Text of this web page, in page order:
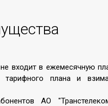
входит в ежемесячную
тарифного плана и
АО
с помощью
из существующей,